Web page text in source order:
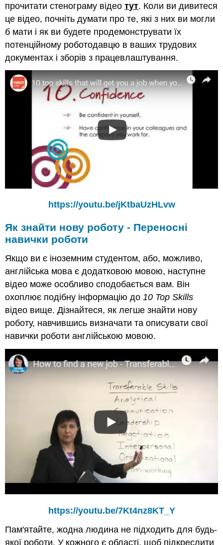
прочитати стенограму відеотут. Коли ви дивитеся
це відео, почніть думати про те, які з них ви могли
б мати і як ви будете продемонструвати їх
потенційному роботодавцю в ваших трудових
документах і зборів з працевлаштування.
https://youtu.be/jKtbaUzHLvw
Як знайти нову роботу - Переносні
навички роботи
Якщо ви є іноземним студентом, або, можливо,
англійська мова є додатковою мовою, наступне
відео може особливо сподобається вам. Він
охоплює подібну інформацію до10 Top Skills
відео вище. Дізнайтеся, як легше знайти нову
роботу, навчившись визначати та описувати свої
навички роботи англійською мовою.
https://youtu.be/7Kt4nz8KT_Y
Пам'ятайте, жодна людина не підходить для будь-
якої роботи. У кожного є області, щоб підкреслити